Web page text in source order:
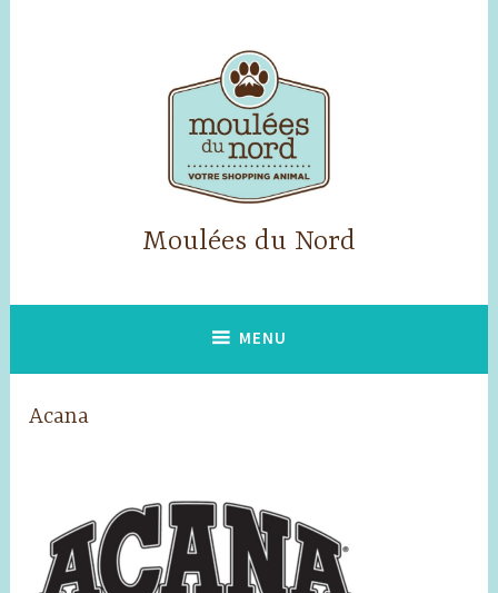
Moulées du Nord
MENU
Acana